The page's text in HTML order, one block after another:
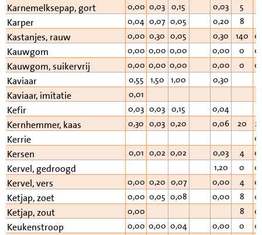
Karnemelksepap, gort 0,00 0,03 0,15 0,03 5
Karper 0,04 0,07 0,05 0,20 8
Kastanjes, rauw 0,00 0,30 0,05 0,30 140
Kauwgom 0,00 0,00 0,00 0,00 0
Kauwgom, suikervrij 0,00 0,00 0,00 0,00 0
Kaviaar 0,55 1,50 1,00 0,30
Kaviaar, imitatie 0,01
Kefir 0,03 0,03 0,15 0,04
Kernhemmer, kaas 0,30 0,03 0,20 0,06 20
Kerrie
Kersen 0,01 0,02 0,02 0,03 4
Kervel, gedroogd 1,20 0
Kervel, vers 0,00 0,20 0,07 0,00 4
Ketjap, zoet 0,00 0,05 0,08 0,00 8
Ketjap, zout 0,00 8
Keukenstroop 0,00 0,00 0,04 0,00 0